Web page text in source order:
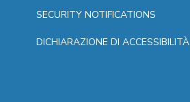
SECURITY NOTIFICATIONS
DICHIARAZIONE DI ACCESSIBILITÀ